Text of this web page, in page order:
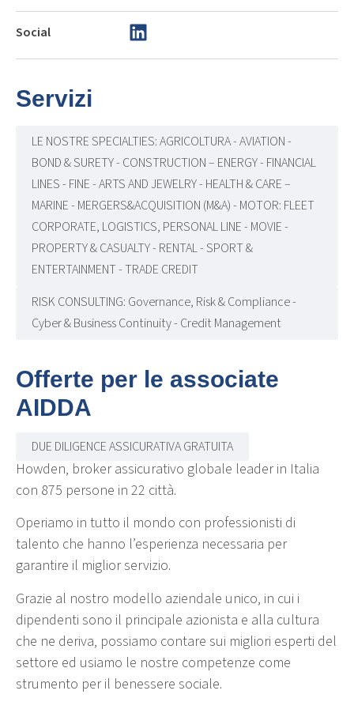
Social
Servizi
LE NOSTRE SPECIALTIES: AGRICOLTURA - AVIATION -
BOND & SURETY - CONSTRUCTION – ENERGY - FINANCIAL
LINES - FINE - ARTS AND JEWELRY - HEALTH & CARE –
MARINE - MERGERS&ACQUISITION (M&A) - MOTOR: FLEET
CORPORATE, LOGISTICS, PERSONAL LINE - MOVIE -
PROPERTY & CASUALTY - RENTAL - SPORT &
ENTERTAINMENT - TRADE CREDIT
RISK CONSULTING: Governance, Risk & Compliance -
Cyber & Business Continuity - Credit Management
Offerte per le associate
AIDDA
DUE DILIGENCE ASSICURATIVA GRATUITA
Howden, broker assicurativo globale leader in Italia
con 875 persone in 22 città.
Operiamo in tutto il mondo con professionisti di
talento che hanno l’esperienza necessaria per
garantire il miglior servizio.
Grazie al nostro modello aziendale unico, in cui i
dipendenti sono il principale azionista e alla cultura
che ne deriva, possiamo contare sui migliori esperti del
settore ed usiamo le nostre competenze come
strumento per il benessere sociale.